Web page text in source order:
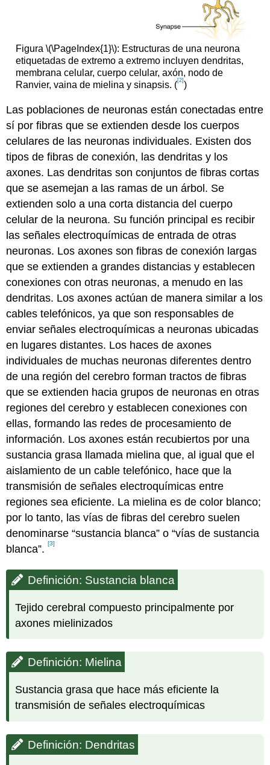
Figura \(\PageIndex{1}\): Estructuras de una neurona
etiquetadas de extremo a extremo incluyen dendritas,
membrana celular, cuerpo celular, axón, nodo de
Ranvier, vaina de mielina y sinapsis. ([2] )
Las poblaciones de neuronas están conectadas entre
sí por fibras que se extienden desde los cuerpos
celulares de las neuronas individuales. Existen dos
tipos de fibras de conexión, las dendritas y los
axones. Las dendritas son conjuntos de fibras cortas
que se asemejan a las ramas de un árbol. Se
extienden solo a una corta distancia del cuerpo
celular de la neurona. Su función principal es recibir
las señales electroquímicas de entrada de otras
neuronas. Los axones son fibras de conexión largas
que se extienden a grandes distancias y establecen
conexiones con otras neuronas, a menudo en las
dendritas. Los axones actúan de manera similar a los
cables telefónicos, ya que son responsables de
enviar señales electroquímicas a neuronas ubicadas
en lugares distantes. Los haces de axones
individuales de muchas neuronas diferentes dentro
de una región del cerebro forman tractos de fibras
que se extienden hacia grupos de neuronas en otras
regiones del cerebro y establecen conexiones con
ellas, formando las redes de procesamiento de
información. Los axones están recubiertos por una
sustancia grasa llamada mielina que, al igual que el
aislamiento de un cable telefónico, hace que la
transmisión de señales electroquímicas entre
regiones sea eficiente. La mielina es de color blanco;
por lo tanto, las vías de fibras del cerebro suelen
denominarse “sustancia blanca” o “vías de sustancia
blanca”.[3]
Definición: Sustancia blanca
Tejido cerebral compuesto principalmente por
axones mielinizados
Definición: Mielina
Sustancia grasa que hace más eficiente la
transmisión de señales electroquímicas
Definición: Dendritas